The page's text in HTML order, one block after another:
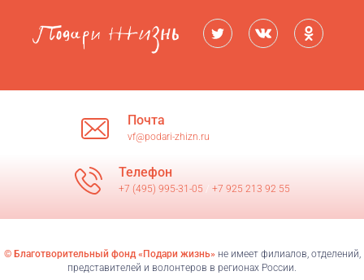
Почта
vf@podari-zhizn.ru
Телефон
+7 (495) 995-31-05 +7 925 213 92 55
© Благотворительный фонд «Подари жизнь»не имеет филиалов, отделений,
представителей и волонтеров в регионах России.